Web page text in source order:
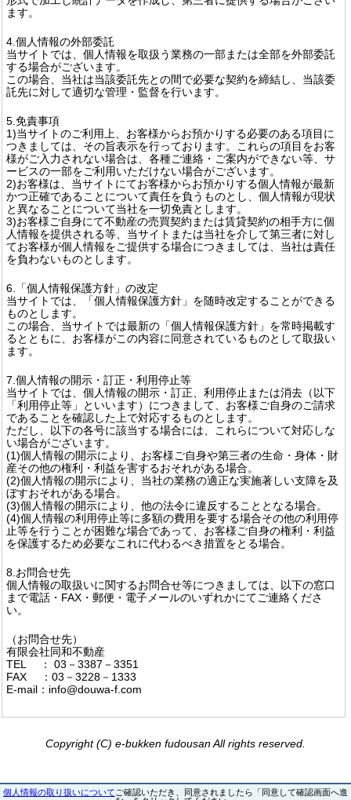
ます。
4.個人情報の外部委託
当サイトでは、個人情報を取扱う業務の一部または全部を外部委託
する場合がございます。
この場合、当社は当該委託先との間で必要な契約を締結し、当該委
託先に対して適切な管理・監督を行います。
5.免責事項
1)当サイトのご利用上、お客様からお預かりする必要のある項目に
つきましては、その旨表示を行っております。これらの項目をお客
様がご入力されない場合は、各種ご連絡・ご案内ができない等、サ
ービスの一部をご利用いただけない場合がございます。
2)お客様は、当サイトにてお客様からお預かりする個人情報が最新
かつ正確であることについて責任を負うものとし、個人情報が現状
と異なることについて当社を一切免責とします。
3)お客様ご自身にて不動産の売買契約または賃貸契約の相手方に個
人情報を提供される等、当サイトまたは当社を介して第三者に対し
てお客様が個人情報をご提供する場合につきましては、当社は責任
を負わないものとします。
6.「個人情報保護方針」の改定
当サイトでは、「個人情報保護方針」を随時改定することができる
ものとします。
この場合、当サイトでは最新の「個人情報保護方針」を常時掲載す
るとともに、お客様がこの内容に同意されているものとして取扱い
ます。
7.個人情報の開示・訂正・利用停止等
当サイトでは、個人情報の開示・訂正、利用停止または消去（以下
「利用停止等」といいます）につきまして、お客様ご自身のご請求
であることを確認した上で対応するものとします。
ただし、以下の各号に該当する場合には、これらについて対応しな
い場合がございます。
(1)個人情報の開示により、お客様ご自身や第三者の生命・身体・財
産その他の権利・利益を害するおそれがある場合。
(2)個人情報の開示により、当社の業務の適正な実施著しい支障を及
ぼすおそれがある場合。
(3)個人情報の開示により、他の法令に違反することとなる場合。
(4)個人情報の利用停止等に多額の費用を要する場合その他の利用停
止等を行うことが困難な場合であって、お客様ご自身の権利・利益
を保護するため必要なこれに代わるべき措置をとる場合。
8.お問合せ先
個人情報の取扱いに関するお問合せ等につきましては、以下の窓口
まで電話・FAX・郵便・電子メールのいずれかにてご連絡くださ
い。
（お問合せ先）
有限会社同和不動産
TEL ： 03－3387－3351
FAX ：03－3228－1333
E-mail：info@douwa-f.com
Copyright (C) e-bukken fudousan All rights reserved.
個人情報の取り扱いについて ご確認いただき、同意されましたら「同意して確認画面へ進